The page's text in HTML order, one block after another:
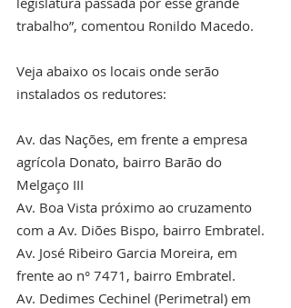
trabalho”, comentou Ronildo Macedo.
Veja abaixo os locais onde serão
instalados os redutores:
Av. das Nações, em frente a empresa
agrícola Donato, bairro Barão do
Melgaço III
Av. Boa Vista próximo ao cruzamento
com a Av. Diões Bispo, bairro Embratel.
Av. José Ribeiro Garcia Moreira, em
frente ao n° 7471, bairro Embratel.
Av. Dedimes Cechinel (Perimetral) em